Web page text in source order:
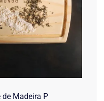
Madeira P